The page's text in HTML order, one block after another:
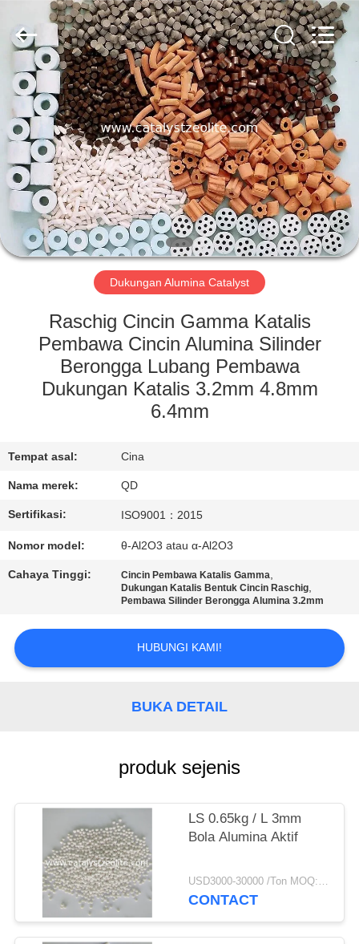
RUMAH
PRODUK
TENTANG
KAMI
TUR
KONTROL
KUALITAS
BERITA
KASUS
PRIVACY
POLICY
Rights
Reserved.
Dukungan Alumina Catalyst
Raschig Cincin Gamma Katalis
Pembawa Cincin Alumina Silinder
Berongga Lubang Pembawa
Dukungan Katalis 3.2mm 4.8mm
6.4mm
Tempat asal: Cina
Nama merek: QD
Sertifikasi: ISO9001：2015
Nomor model: θ-Al2O3 atau α-Al2O3
Cahaya Tinggi: Cincin Pembawa Katalis Gamma,
Dukungan Katalis Bentuk Cincin Raschig,
Pembawa Silinder Berongga Alumina 3.2mm
HUBUNGI KAMI!
BUKA DETAIL
produk sejenis
LS 0.65kg / L 3mm
Bola Alumina Aktif
USD3000-30000 /Ton MOQ:1 KG
CONTACT